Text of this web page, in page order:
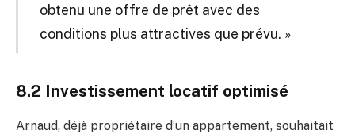
obtenu une offre de prêt avec des
conditions plus attractives que prévu. »
8.2 Investissement locatif optimisé
Arnaud, déjà propriétaire d’un appartement, souhaitait